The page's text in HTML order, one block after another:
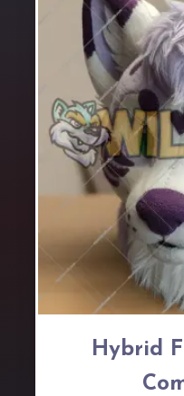
Hybrid